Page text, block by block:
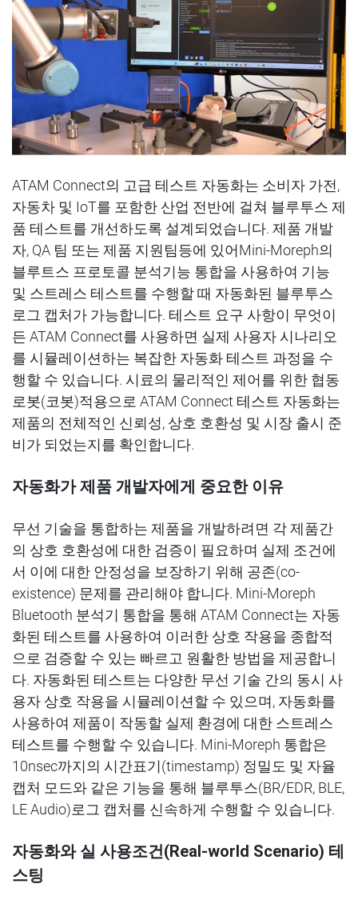
ATAM Connect의 고급 테스트 자동화는 소비자 가전,
자동차 및 IoT를 포함한산업 전반에 걸쳐 블루투스 제
품 테스트를 개선하도록 설계되었습니다. 제품 개발
자, QA 팀 또는 제품 지원팀등에 있어Mini-Moreph의
블루트스 프로토콜 분석기능 통합을 사용하여 기능
및 스트레스 테스트를 수행할때 자동화된 블루투스
로그 캡처가 가능합니다. 테스트 요구 사항이 무엇이
든 ATAM Connect를 사용하면 실제 사용자시나리오
를 시뮬레이션하는 복잡한 자동화 테스트 과정을 수
행할 수 있습니다. 시료의 물리적인 제어를 위한 협동
로봇(코봇)적용으로 ATAM Connect 테스트 자동화는
제품의 전체적인 신뢰성, 상호 호환성 및 시장 출시 준
비가 되었는지를 확인합니다.
자동화가 제품 개발자에게 중요한 이유
무선 기술을 통합하는 제품을 개발하려면 각 제품간
의 상호 호환성에 대한 검증이 필요하며 실제 조건에
서 이에 대한 안정성을 보장하기 위해 공존(co-
existence) 문제를 관리해야 합니다. Mini-Moreph
Bluetooth 분석기 통합을 통해 ATAM Connect는 자동
화된 테스트를 사용하여 이러한 상호 작용을 종합적
으로 검증할 수 있는 빠르고 원활한 방법을 제공합니
다. 자동화된 테스트는 다양한 무선 기술 간의 동시 사
용자 상호 작용을 시뮬레이션할 수 있으며, 자동화를
사용하여 제품이 작동할 실제 환경에 대한 스트레스
테스트를 수행할 수 있습니다. Mini-Moreph 통합은
10nsec까지의 시간표기(timestamp) 정밀도 및 자율
캡처 모드와 같은 기능을 통해 블루투스(BR/EDR, BLE,
LE Audio)로그 캡처를 신속하게 수행할 수 있습니다.
자동화와 실 사용조건(Real-world Scenario) 테
스팅